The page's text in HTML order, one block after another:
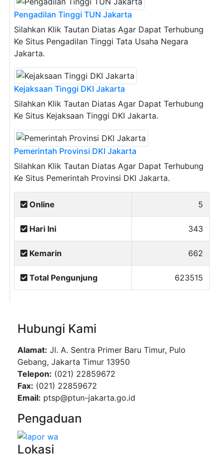
Pengadilan Tinggi TUN Jakarta
Silahkan Klik Tautan Diatas Agar Dapat Terhubung
Ke Situs Pengadilan Tinggi Tata Usaha Negara
Jakarta.
Kejaksaan Tinggi DKI Jakarta
Silahkan Klik Tautan Diatas Agar Dapat Terhubung
Ke Situs Kejaksaan Tinggi DKI Jakarta.
Pemerintah Provinsi DKI Jakarta
Silahkan Klik Tautan Diatas Agar Dapat Terhubung
Ke Situs Pemerintah Provinsi DKI Jakarta.
Online 5
Hari Ini 343
Kemarin 662
Total Pengunjung 623515
Hubungi Kami
Alamat: Jl. A. Sentra Primer Baru Timur, Pulo
Gebang, Jakarta Timur 13950
Telepon: (021) 22859672
Fax: (021) 22859672
Email: ptsp@ptun-jakarta.go.id
Pengaduan
Lokasi